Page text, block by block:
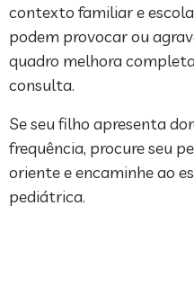
contexto familiar e
podem provocar ou
quadro melhora
consulta.⁣
Se seu filho apresenta
frequência, procure seu
oriente e encaminhe ao
pediátrica.